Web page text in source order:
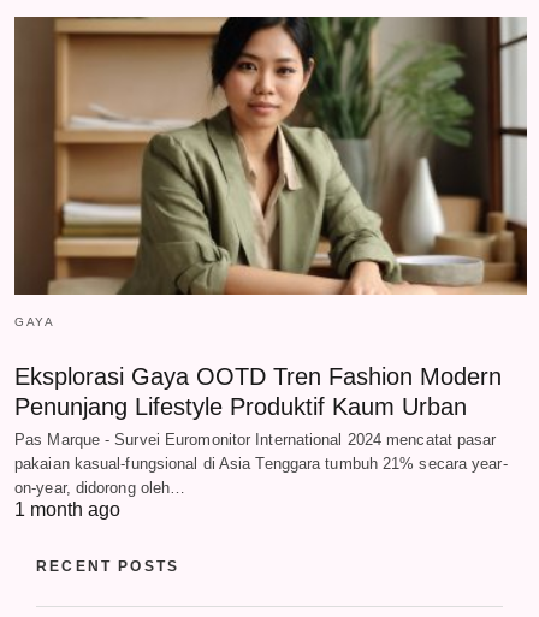
GAYA
Eksplorasi Gaya OOTD Tren Fashion Modern
Penunjang Lifestyle Produktif Kaum Urban
Pas Marque - Survei Euromonitor International 2024 mencatat pasar
pakaian kasual-fungsional di Asia Tenggara tumbuh 21% secara year-
on-year, didorong oleh…
1 month ago
RECENT POSTS